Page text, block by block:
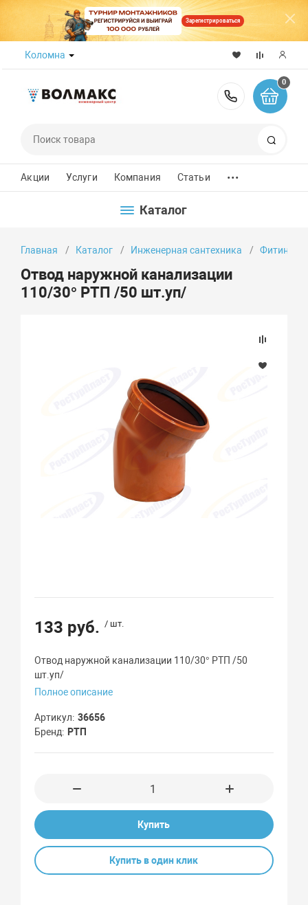
Зарегистрироваться
Коломна
8 (800)
0
Акции Услуги Компания Статьи ...
Каталог
Главная Каталог Инженерная сантехника Фитинги
Отвод наружной канализации
110/30° РТП /50 шт.уп/
133 руб. / шт.
Отвод наружной канализации 110/30° РТП /50
шт.уп/
Полное описание
Артикул 36656
Бренд
РТП
Купить
Купить в один клик